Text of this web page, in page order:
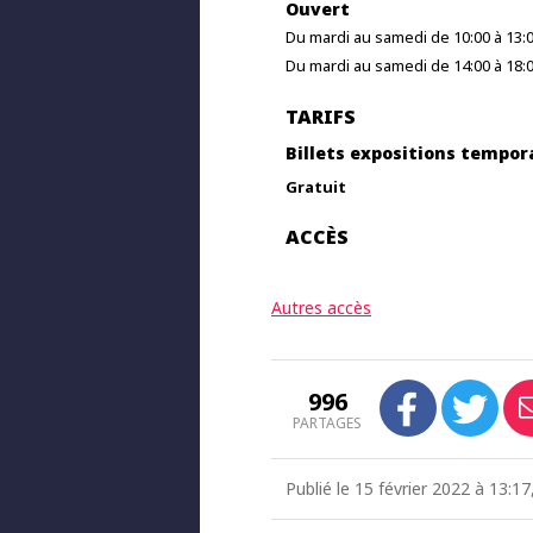
Ouvert
Du mardi au samedi de 10:00 à
Du mardi au samedi de 14:00 à
TARIFS
Billets expositions
Gratuit
ACCÈS
Autres accès
996
PARTAGES
Publié le 15 février 2022 à